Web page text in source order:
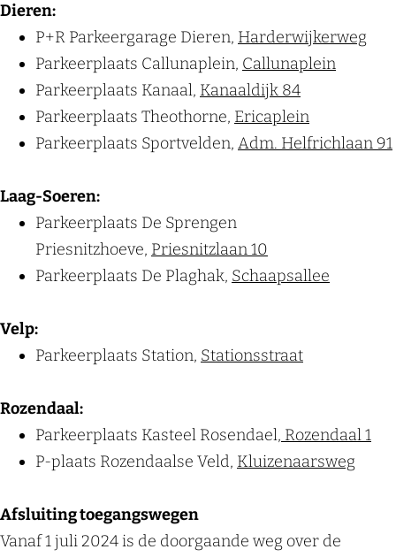
Dieren:
P+R Parkeergarage Dieren, Harderwijkerweg
Parkeerplaats Callunaplein, Callunaplein
Parkeerplaats Kanaal, Kanaaldijk 84
Parkeerplaats Theothorne, Ericaplein
Parkeerplaats Sportvelden, Adm. Helfrichlaan 91
Laag-Soeren:
Parkeerplaats De Sprengen
Priesnitzhoeve, Priesnitzlaan 10
Parkeerplaats De Plaghak, Schaapsallee
Velp:
Parkeerplaats Station, Stationsstraat
Rozendaal:
Parkeerplaats Kasteel Rosendael, Rozendaal 1
P-plaats Rozendaalse Veld, Kluizenaarsweg
Afsluiting toegangswegen
Vanaf 1 juli 2024 is de doorgaande weg over de